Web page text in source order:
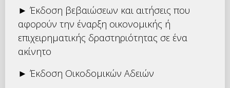
► Έκδοση βεβαιώσεων και αιτήσεις που
αφορούν την έναρξη οικονομικής ή
επιχειρηματικής δραστηριότητας σε ένα
ακίνητο
► Έκδοση Οικοδομικών Αδειών